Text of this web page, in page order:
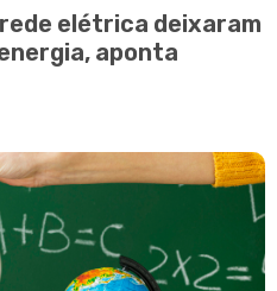
elétrica deixaram
aponta